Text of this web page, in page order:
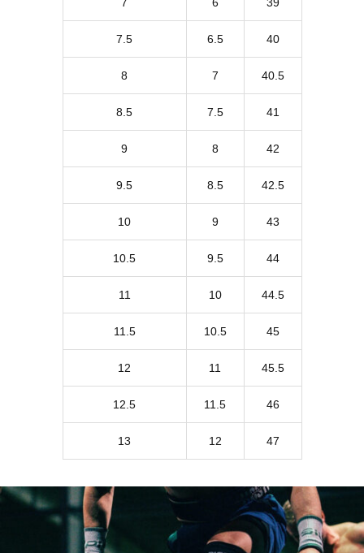
7 6 39
7.5 6.5 40
8 7 40.5
8.5 7.5 41
9 8 42
9.5 8.5 42.5
10 9 43
10.5 9.5 44
11 10 44.5
11.5 10.5 45
12 11 45.5
12.5 11.5 46
13 12 47